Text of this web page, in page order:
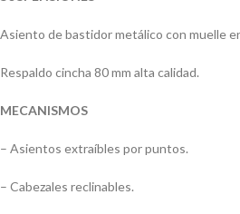
Asiento de bastidor metálico con muelle
Respaldo cincha 80 mm alta calidad.
MECANISMOS
– Asientos extraíbles por puntos.
– Cabezales reclinables.